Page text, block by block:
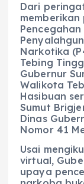
Dari
Narkotika
Tebing
Gubernur
Walikota
Hasibuan
Sumut
Dinas
Nomor 41
Usai
virtual,
upaya